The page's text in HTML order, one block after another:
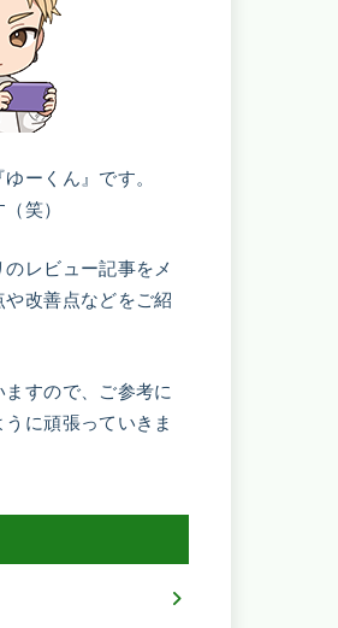
ーくん』です。
笑）
レビュー記事をメ
改善点などをご紹
すので、ご参考に
に頑張っていきま